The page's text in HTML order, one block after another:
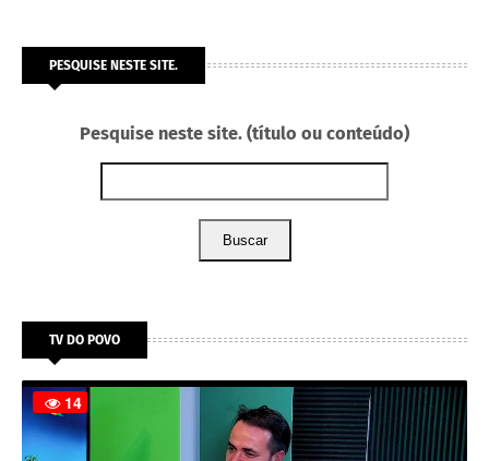
PESQUISE NESTE SITE.
Pesquise neste site. (título ou conteúdo)
Buscar
TV DO POVO